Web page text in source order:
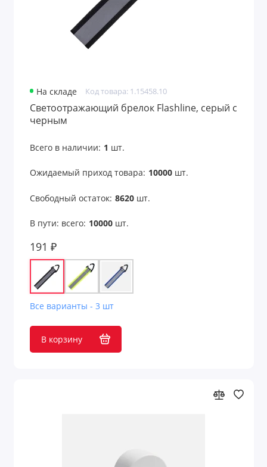
На складе Код товара: 1.15458.10
Светоотражающий брелок Flashline, серый с
черным
Всего в наличии: 1 шт.
Ожидаемый приход товара: 10000шт.
Свободный остаток: 8620шт.
В пути: всего: 10000шт.
191 ₽
Все варианты - 3 шт
В корзину